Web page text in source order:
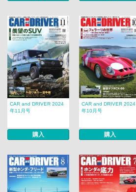
CAR and DRIVER 2024
年11月号
購入
CAR and DRIVER 2024
年10月号
購入